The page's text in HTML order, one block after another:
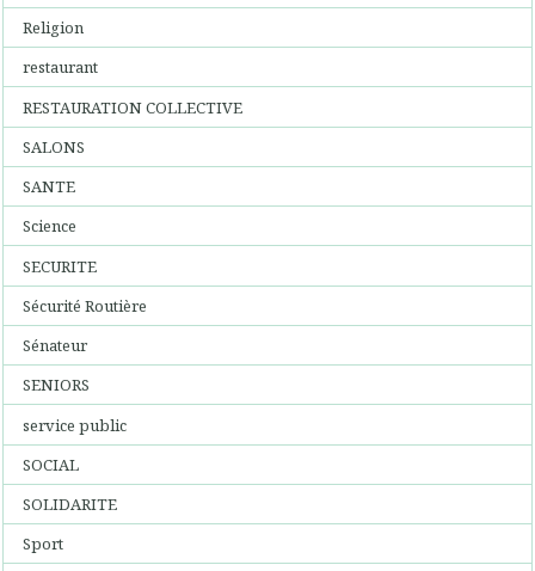
Religion
restaurant
RESTAURATION COLLECTIVE
SALONS
SANTE
Science
SECURITE
Sécurité Routière
Sénateur
SENIORS
service public
SOCIAL
SOLIDARITE
Sport